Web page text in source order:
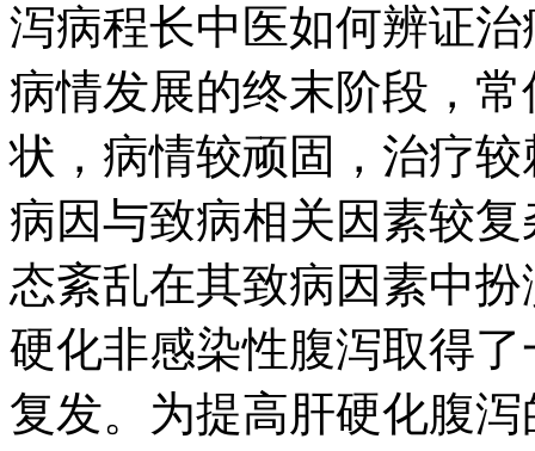
泻病程长中医如何辨证
病情发展的终末阶段，
状，病情较顽固，治疗
病因与致病相关因素较
态紊乱在其致病因素中
硬化非感染性腹泻取得
复发。为提高肝硬化腹